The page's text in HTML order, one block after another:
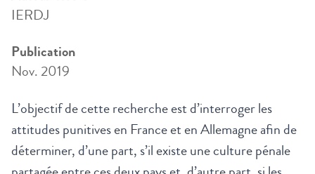
IERDJ
Publication
Nov. 2019
L’objectif de cette recherche est d’interroger les
attitudes punitives en France et en Allemagne afin de
déterminer, d’une part, s’il existe une culture pénale